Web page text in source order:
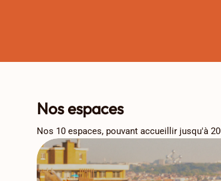
Nos espaces
Nos 10 espaces, pouvant accueillir jusqu'à